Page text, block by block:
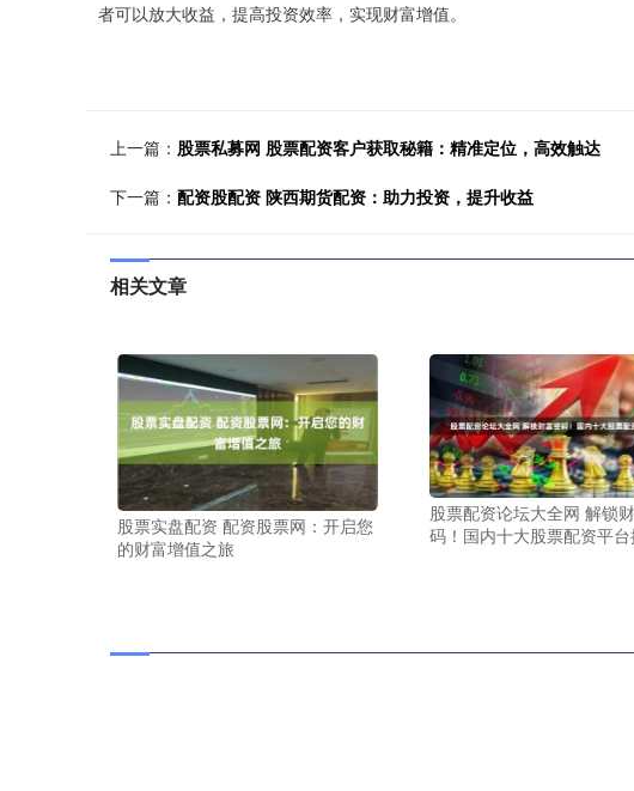
者可以放大收益，提高投资效率，实现财富增值。
上一篇： 股票私募网 股票配资客户获取秘籍：精准定位，高效触达
下一篇： 配资股配资 陕西期货配资：助力投资，提升收益
相关文章
股票实盘配资 配资股票网：开启您
的财富增值之旅
股票配资论坛大全网 解锁
码！国内十大股票配资平